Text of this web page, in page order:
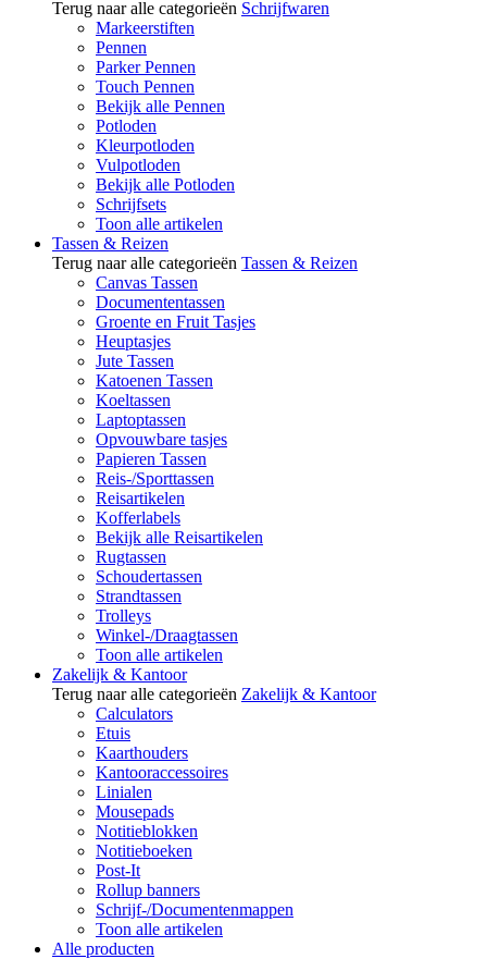
Terug naar alle categorieën Schrijfwaren
Markeerstiften
Pennen
Parker Pennen
Touch Pennen
Bekijk alle Pennen
Potloden
Kleurpotloden
Vulpotloden
Bekijk alle Potloden
Schrijfsets
Toon alle artikelen
Tassen & Reizen
Terug naar alle categorieën Tassen & Reizen
Canvas Tassen
Documententassen
Groente en Fruit Tasjes
Heuptasjes
Jute Tassen
Katoenen Tassen
Koeltassen
Laptoptassen
Opvouwbare tasjes
Papieren Tassen
Reis-/Sporttassen
Reisartikelen
Kofferlabels
Bekijk alle Reisartikelen
Rugtassen
Schoudertassen
Strandtassen
Trolleys
Winkel-/Draagtassen
Toon alle artikelen
Zakelijk & Kantoor
Terug naar alle categorieën Zakelijk & Kantoor
Calculators
Etuis
Kaarthouders
Kantooraccessoires
Linialen
Mousepads
Notitieblokken
Notitieboeken
Post-It
Rollup banners
Schrijf-/Documentenmappen
Toon alle artikelen
Alle producten